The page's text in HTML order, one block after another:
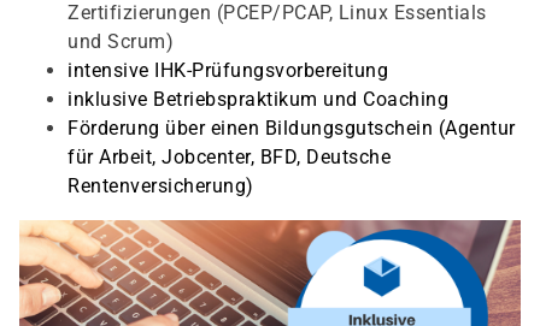
Zertifizierungen (PCEP/PCAP, Linux Essentials
und Scrum)
intensive IHK-Prüfungsvorbereitung
inklusive Betriebspraktikum und Coaching
Förderung über einen Bildungsgutschein (Agentur
für Arbeit, Jobcenter, BFD, Deutsche
Rentenversicherung)